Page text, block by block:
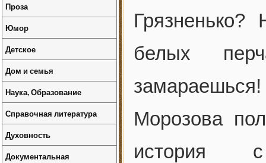
белых
Морозова
история с
Проза
Юмор
Детское
Дом и семья
Наука, Образование
Справочная литература
Духовность
Документальная